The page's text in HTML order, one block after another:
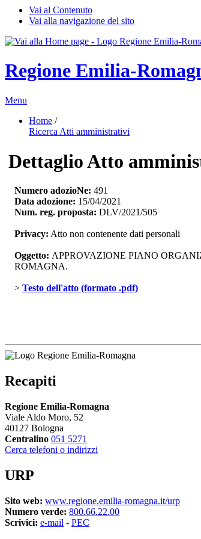
Vai al Contenuto
Vai alla navigazione del sito
Regione Emilia-
Menu
Home /
Ricerca Atti amministrativi
Dettaglio Atto
Numero adozioNe: 491
Data adozione: 15/04/2021
Num. reg. proposta: DLV/2021/505
Privacy: Atto non contenente dati personali
Oggetto: APPROVAZIONE PIANO
ROMAGNA.
> Testo dell'atto (formato .pdf)
Recapiti
Regione Emilia-Romagna
Viale Aldo Moro, 52
40127 Bologna
Centralino 051 5271
Cerca telefoni o indirizzi
URP
Sito web: www.regione.emilia-romagna.it/urp
Numero verde: 800.66.22.00
Scrivici: e-mail - PEC